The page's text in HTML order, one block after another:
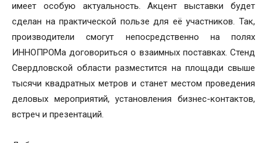
имеет особую актуальность. Акцент выставки будет
сделан на практической пользе для её участников. Так,
производители смогут непосредственно на полях
ИННОПРОМа договориться о взаимных поставках. Стенд
Свердловской области разместится на площади свыше
тысячи квадратных метров и станет местом проведения
деловых мероприятий, установления бизнес-контактов,
встреч и презентаций.